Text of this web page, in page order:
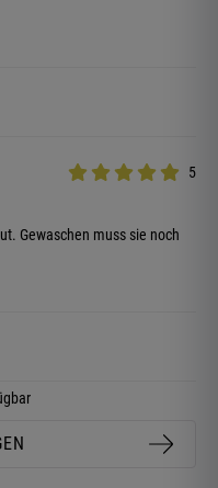
5
Gewaschen muss sie noch